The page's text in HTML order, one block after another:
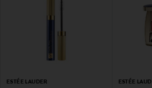
ESTÉE LAUDER
ESTÉE